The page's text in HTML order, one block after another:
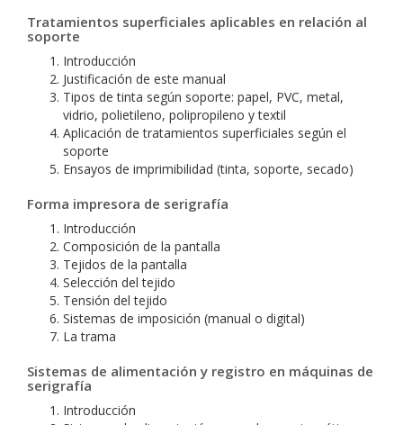
Tratamientos superficiales aplicables en relación al
soporte
Introducción
Justificación de este manual
Tipos de tinta según soporte: papel, PVC, metal,
vidrio, polietileno, polipropileno y textil
Aplicación de tratamientos superficiales según el
soporte
Ensayos de imprimibilidad (tinta, soporte, secado)
Forma impresora de serigrafía
Introducción
Composición de la pantalla
Tejidos de la pantalla
Selección del tejido
Tensión del tejido
Sistemas de imposición (manual o digital)
La trama
Sistemas de alimentación y registro en máquinas de
serigrafía
Introducción